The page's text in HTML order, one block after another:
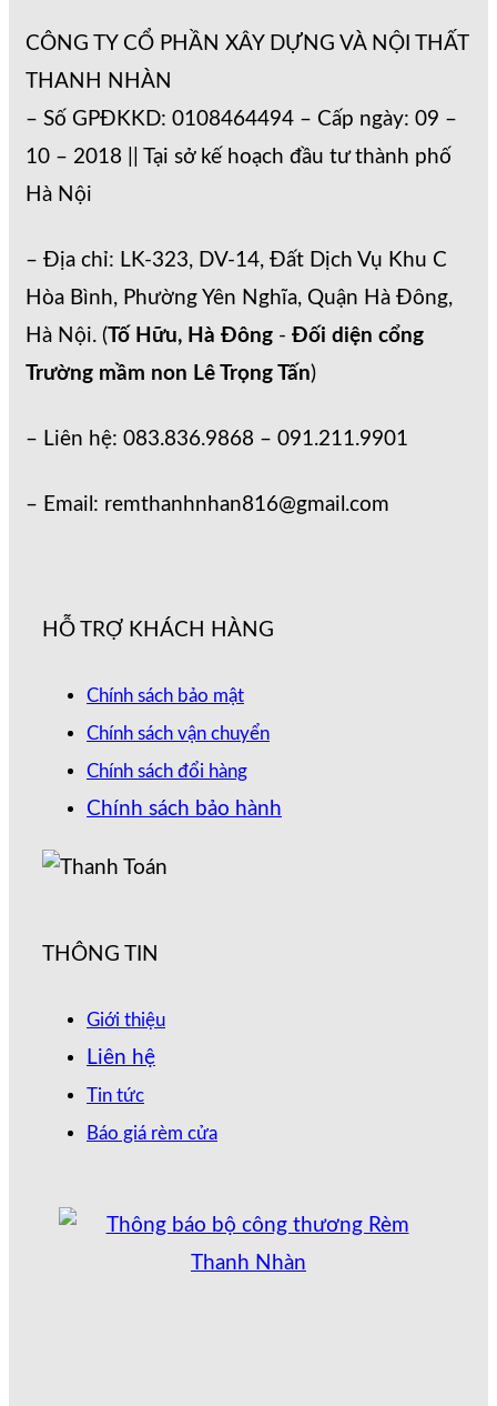
CÔNG TY CỔ PHẦN XÂY DỰNG VÀ NỘI THẤT
THANH NHÀN
– Số GPĐKKD: 0108464494 – Cấp ngày: 09 –
10 – 2018 || Tại sở kế hoạch đầu tư thành phố
Hà Nội
– Địa chỉ: LK-323, DV-14, Đất Dịch Vụ Khu C
Hòa Bình, Phường Yên Nghĩa, Quận Hà Đông,
Hà Nội. (Tố Hữu, Hà Đông - Đối diện cổng
Trường mầm non Lê Trọng Tấn)
– Liên hệ: 083.836.9868 – 091.211.9901
– Email: remthanhnhan816@gmail.com
HỖ TRỢ KHÁCH HÀNG
Chính sách bảo mật
Chính sách vận chuyển
Chính sách đổi hàng
Chính sách bảo hành
THÔNG TIN
Giới thiệu
Liên hệ
Tin tức
Báo giá rèm cửa